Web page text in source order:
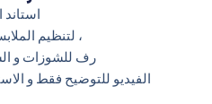
لتنظيم الملابس و الجواكت ، الخامة معدن ،
1 رف للشوزات و
الفيديو للتوضيح فقط و